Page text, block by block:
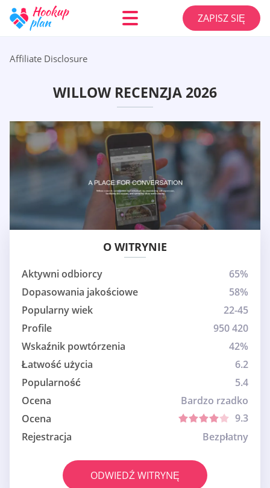
ZAPISZ SIĘ
Affiliate Disclosure
WILLOW RECENZJA 2026
O WITRYNIE
Aktywni odbiorcy
65%
Dopasowania jakościowe
58%
Popularny wiek
22-45
Profile
950 420
Wskaźnik powtórzenia
42%
Łatwość użycia
6.2
Popularność
5.4
Ocena
Bardzo rzadko
Ocena
9.3
Rejestracja
Bezpłatny
ODWIEDŹ WITRYNĘ